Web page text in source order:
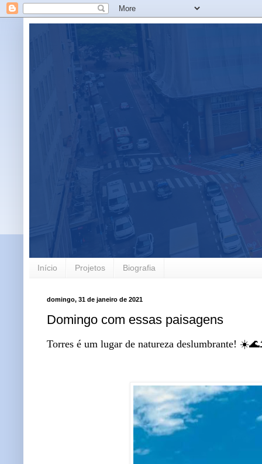
Início Projetos Biografia
domingo, 31 de janeiro de 2021
Domingo com essas paisagens
Torres é um lugar de natureza deslumbrante!